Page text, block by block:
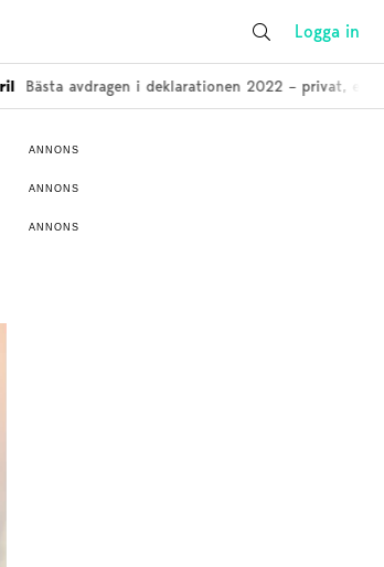
Logga in
Bästa avdragen i deklarationen 2022 – privat,
ANNONS
ANNONS
ANNONS